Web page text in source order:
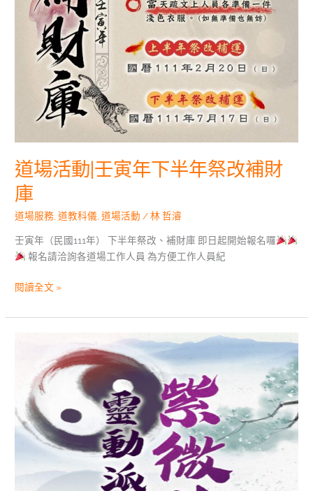
道場活動|壬寅年下半年祭改補財
庫
道場服務,道教科儀,道場活動 /林 哲濬
壬寅年（民國111年） 下半年祭改、補財庫 即日起開始報名囉
報名請洽詢各道場工作人員 為方便工作人員紀
閱讀全文 »
2022
年)